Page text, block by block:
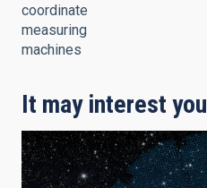
coordinate
measuring
machines
It may interest you